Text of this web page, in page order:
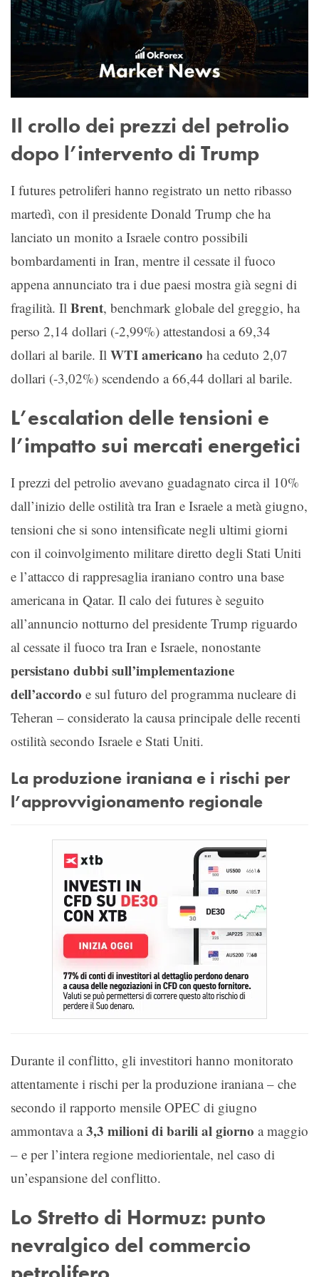
Il crollo dei prezzi del petrolio
dopo l’intervento di Trump
I futures petroliferi hanno registrato un netto ribasso
martedì, con il presidente Donald Trump che ha
lanciato un monito a Israele contro possibili
bombardamenti in Iran, mentre il cessate il fuoco
appena annunciato tra i due paesi mostra già segni di
fragilità. Il Brent, benchmark globale del greggio, ha
perso 2,14 dollari (-2,99%) attestandosi a 69,34
dollari al barile. Il WTI americano ha ceduto 2,07
dollari (-3,02%) scendendo a 66,44 dollari al barile.
L’escalation delle tensioni e
l’impatto sui mercati energetici
I prezzi del petrolio avevano guadagnato circa il 10%
dall’inizio delle ostilità tra Iran e Israele a metà giugno,
tensioni che si sono intensificate negli ultimi giorni
con il coinvolgimento militare diretto degli Stati Uniti
e l’attacco di rappresaglia iraniano contro una base
americana in Qatar. Il calo dei futures è seguito
all’annuncio notturno del presidente Trump riguardo
al cessate il fuoco tra Iran e Israele, nonostante
persistano dubbi sull’implementazione
dell’accordo e sul futuro del programma nucleare di
Teheran – considerato la causa principale delle recenti
ostilità secondo Israele e Stati Uniti.
La produzione iraniana e i rischi per
l’approvvigionamento regionale
Durante il conflitto, gli investitori hanno monitorato
attentamente i rischi per la produzione iraniana – che
secondo il rapporto mensile OPEC di giugno
ammontava a3,3 milioni di barili al giorno a maggio
– e per l’intera regione mediorientale, nel caso di
un’espansione del conflitto.
Lo Stretto di Hormuz: punto
nevralgico del commercio